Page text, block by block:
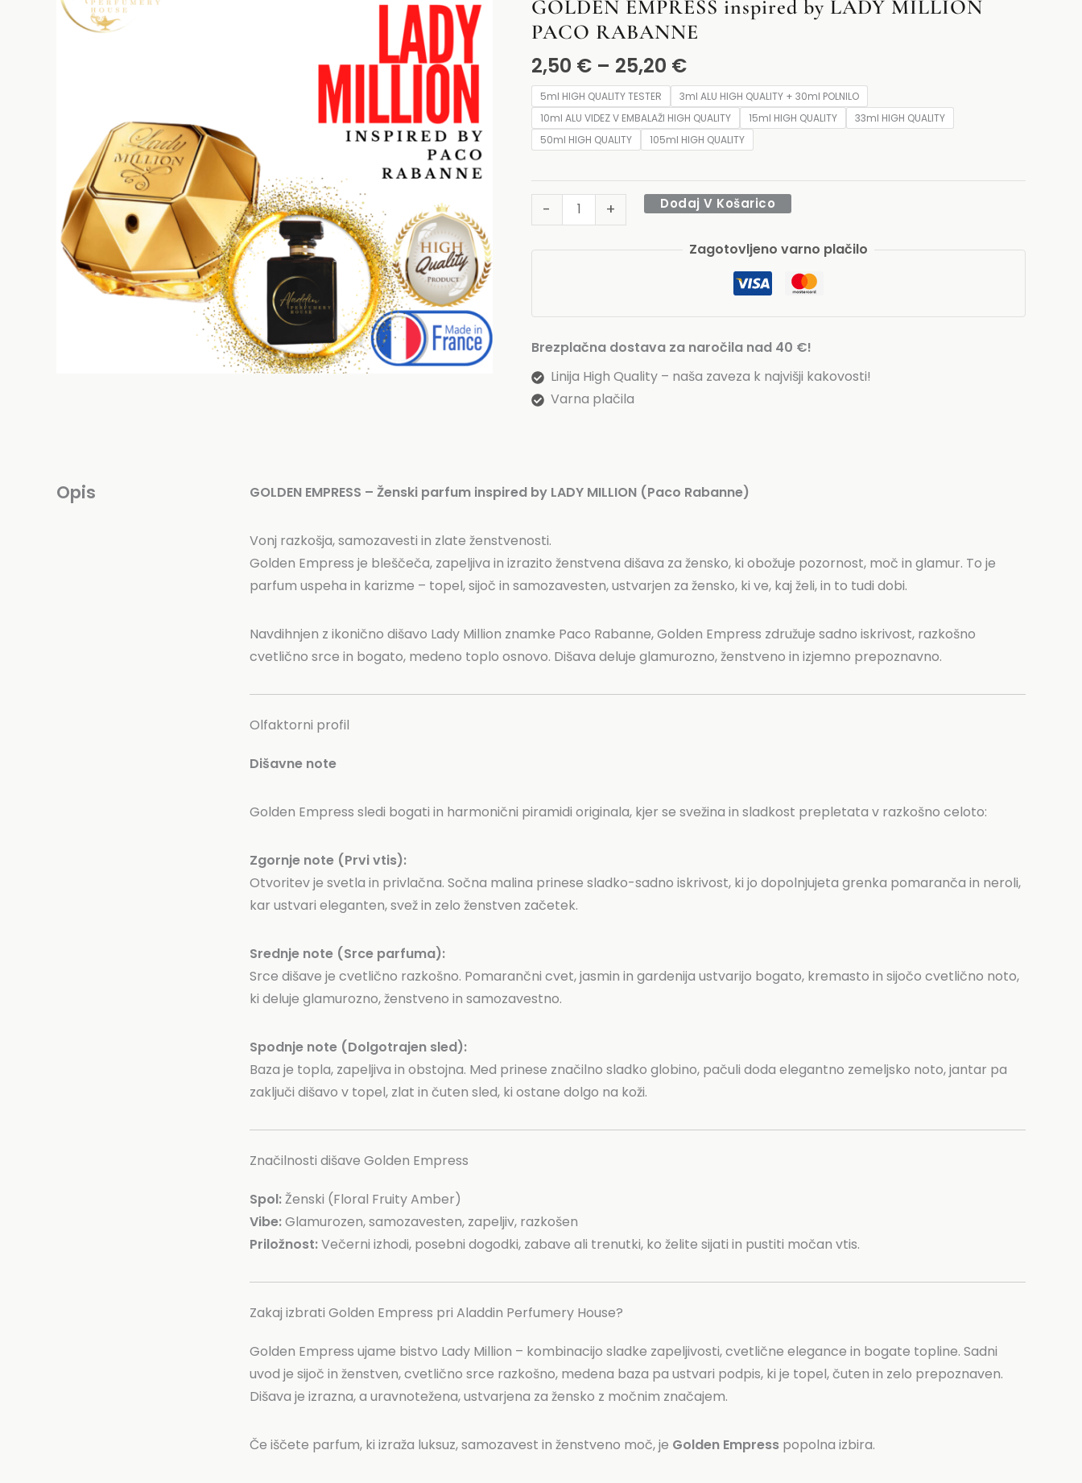
GOLDEN EMPRESS inspired by LADY MILLION
PACO RABANNE
2,50 € – 25,20 €
2,50 €
do
25,20 €
5ml HIGH QUALITY TESTER
3ml ALU HIGH QUALITY + 30ml POLNILO
10ml ALU VIDEZ V EMBALAŽI HIGH QUALITY
15ml HIGH QUALITY
33ml HIGH QUALITY
50ml HIGH QUALITY
105ml HIGH QUALITY
-
by
LADY
MILLION
PACO
RABANNE
količina
+ Dodaj V Košarico
Zagotovljeno varno plačilo
Brezplačna dostava za naročila nad 40 €!
Linija High Quality – naša zaveza k najvišji kakovosti!
Varna plačila
Opis GOLDEN EMPRESS – Ženski parfum inspired by LADY MILLION (Paco Rabanne)
Vonj razkošja, samozavesti in zlate ženstvenosti.
Golden Empress je bleščeča, zapeljiva in izrazito ženstvena dišava za žensko, ki obožuje pozornost, moč in glamur. To je
parfum uspeha in karizme – topel, sijoč in samozavesten, ustvarjen za žensko, ki ve, kaj želi, in to tudi dobi.
Navdihnjen z ikonično dišavo Lady Million znamke Paco Rabanne, Golden Empress združuje sadno iskrivost, razkošno
cvetlično srce in bogato, medeno toplo osnovo. Dišava deluje glamurozno, ženstveno in izjemno prepoznavno.
Olfaktorni profil
Dišavne note
Golden Empress sledi bogati in harmonični piramidi originala, kjer se svežina in sladkost prepletata v razkošno celoto:
Zgornje note (Prvi vtis):
Otvoritev je svetla in privlačna. Sočna malina prinese sladko-sadno iskrivost, ki jo dopolnjujeta grenka pomaranča in neroli,
kar ustvari eleganten, svež in zelo ženstven začetek.
Srednje note (Srce parfuma):
Srce dišave je cvetlično razkošno. Pomarančni cvet, jasmin in gardenija ustvarijo bogato, kremasto in sijočo cvetlično noto,
ki deluje glamurozno, ženstveno in samozavestno.
Spodnje note (Dolgotrajen sled):
Baza je topla, zapeljiva in obstojna. Med prinese značilno sladko globino, pačuli doda elegantno zemeljsko noto, jantar pa
zaključi dišavo v topel, zlat in čuten sled, ki ostane dolgo na koži.
Značilnosti dišave Golden Empress
Spol:Ženski (Floral Fruity Amber)
Vibe:Glamurozen, samozavesten, zapeljiv, razkošen
Priložnost:Večerni izhodi, posebni dogodki, zabave ali trenutki, ko želite sijati in pustiti močan vtis.
Zakaj izbrati Golden Empress pri Aladdin Perfumery House?
Golden Empress ujame bistvo Lady Million – kombinacijo sladke zapeljivosti, cvetlične elegance in bogate topline. Sadni
uvod je sijoč in ženstven, cvetlično srce razkošno, medena baza pa ustvari podpis, ki je topel, čuten in zelo prepoznaven.
Dišava je izrazna, a uravnotežena, ustvarjena za žensko z močnim značajem.
Če iščete parfum, ki izraža luksuz, samozavest in ženstveno moč, je Golden Empress popolna izbira.